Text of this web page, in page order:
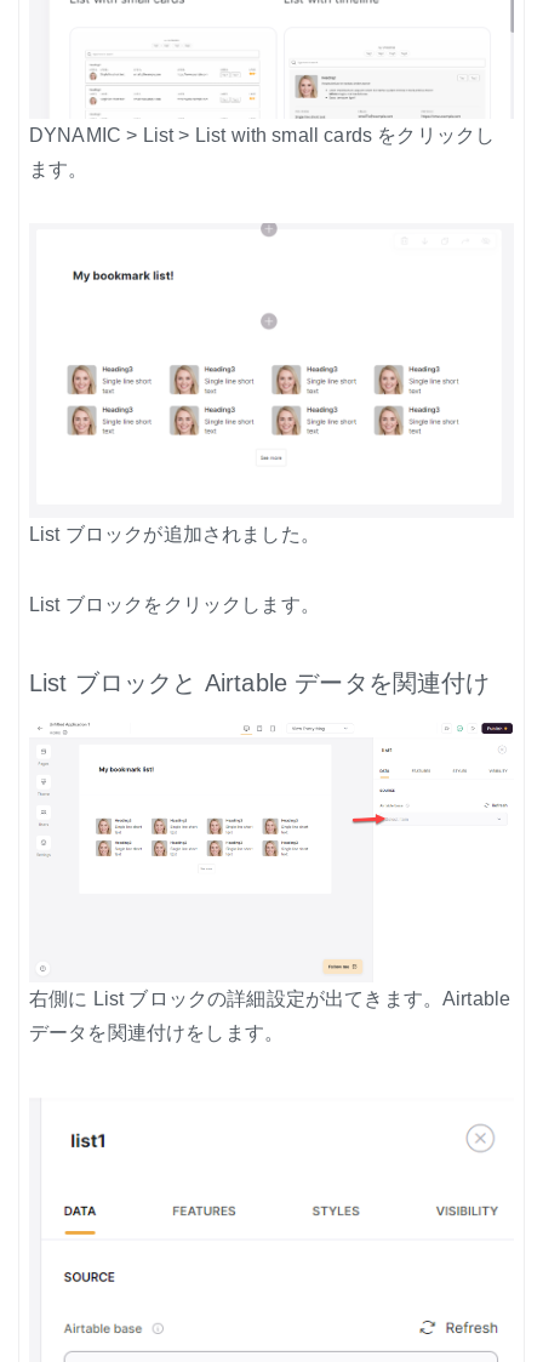
DYNAMIC > List > List with small cards をクリックし
ます。
List ブロックが追加されました。
List ブロックをクリックします。
List ブロックと Airtable データを関連付け
右側に List ブロックの詳細設定が出てきます。Airtable
データを関連付けをします。